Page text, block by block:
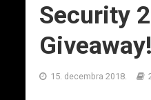
Security
Giveaway!
15. decembra 2018.